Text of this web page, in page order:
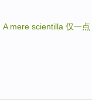
A mere scientilla 仅一点